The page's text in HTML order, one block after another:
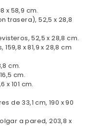
x 58,9 cm.
trasera), 52,5 x 28,8
52,5 x 28,8 cm.
x 81,9 x 28,8 cm
cm.
cm.
101 cm.
de 33,1 cm, 190 x 90
a pared, 203,8 x